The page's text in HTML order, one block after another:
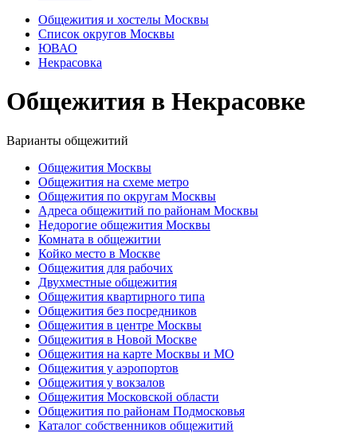
Общежития и хостелы Москвы
Список округов Москвы
ЮВАО
Некрасовка
Общежития в Некрасовке
Варианты общежитий
Общежития Москвы
Общежития на схеме метро
Общежития по округам Москвы
Адреса общежитий по районам Москвы
Недорогие общежития Москвы
Комната в общежитии
Койко место в Москве
Общежития для рабочих
Двухместные общежития
Общежития квартирного типа
Общежития без посредников
Общежития в центре Москвы
Общежития в Новой Москве
Общежития на карте Москвы и МО
Общежития у аэропортов
Общежития у вокзалов
Общежития Московской области
Общежития по районам Подмосковья
Каталог собственников общежитий